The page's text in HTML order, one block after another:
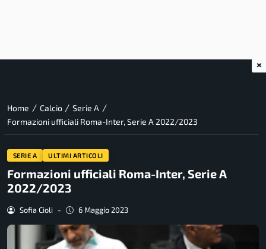
Home / Calcio / Serie A /
Formazioni ufficiali Roma-Inter, Serie A 2022/2023
SERIE A ULTIMI ARTICOLI
Formazioni ufficiali Roma-Inter, Serie A
2022/2023
Sofia Cioli - 6 Maggio 2023
×